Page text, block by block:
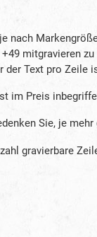
nach
mitgravieren
der Text pro
im Preis
Sie, je
gravierbare